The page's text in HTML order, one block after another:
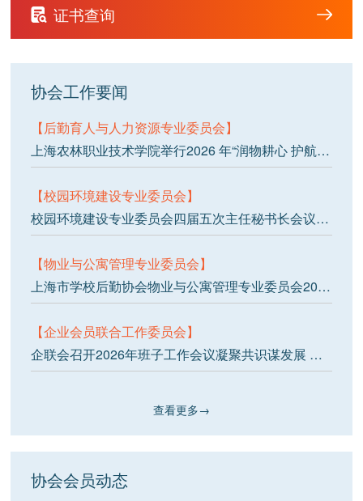
证书查询
协会工作要闻
【后勤育人与人力资源专业委员会】
上海农林职业技术学院举行2026 年“润物耕心 护航成长”服务育人工程活动启动仪式
【校园环境建设专业委员会】
校园环境建设专业委员会四届五次主任秘书长会议顺利召开
【物业与公寓管理专业委员会】
上海市学校后勤协会物业与公寓管理专业委员会2026年第一次主任秘书长工作会议顺利召开
【企业会员联合工作委员会】
企联会召开2026年班子工作会议凝聚共识谋发展 聚焦实效启新程
查看更多→
协会会员动态